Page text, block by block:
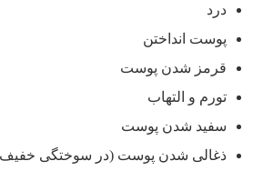
درد
پوست انداختن
قرمز شدن پوست
تورم و التهاب
سفید شدن پوست
ذغالی شدن پوست (در سوختگی